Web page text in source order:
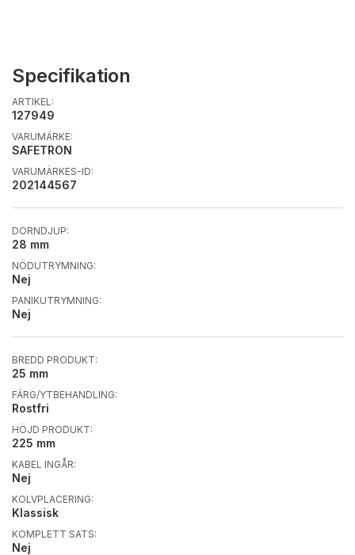
Specifikation
ARTIKEL:
127949
VARUMÄRKE:
SAFETRON
VARUMÄRKES-ID:
202144567
DORNDJUP:
28 mm
NÖDUTRYMNING:
Nej
PANIKUTRYMNING:
Nej
BREDD PRODUKT:
25 mm
FÄRG/YTBEHANDLING:
Rostfri
HÖJD PRODUKT:
225 mm
KABEL INGÅR:
Nej
KOLVPLACERING:
Klassisk
KOMPLETT SATS:
Nej